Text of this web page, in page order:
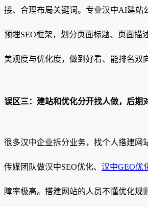
接、合理布局关键词。专业汉中AI建站
预埋SEO框架，划分页面标题、页面描
美观度与优化度，做到好看、能排名双
误区三：建站和优化分开找人做，后期
很多汉中企业拆分业务，找个人搭建网
传媒团队做汉中SEO优化、 汉中GEO优
障率极高。搭建网站的人员不懂优化规